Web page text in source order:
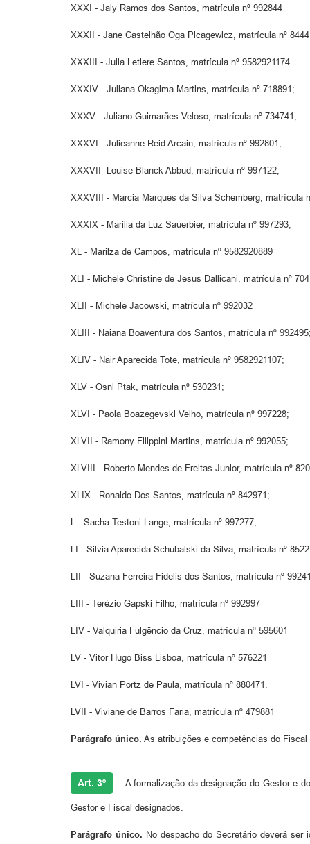
XXXI - Jaly Ramos dos Santos, matrícula nº 992844
XXXII - Jane Castelhão Oga Picagewicz, matrícula nº
XXXIII - Julia Letiere Santos, matrícula nº 9582921174
XXXIV - Juliana Okagima Martins, matrícula nº 718891;
XXXV - Juliano Guimarães Veloso, matrícula nº 734741;
XXXVI - Julieanne Reid Arcain, matrícula nº 992801;
XXXVII -Louise Blanck Abbud, matrícula nº 997122;
XXXVIII - Marcia Marques da Silva Schemberg, matrícula
XXXIX - Marilia da Luz Sauerbier, matrícula nº 997293;
XL - Marilza de Campos, matrícula nº 9582920889
XLI - Michele Christine de Jesus Dallicani, matrícula nº
XLII - Michele Jacowski, matrícula nº 992032
XLIII - Naiana Boaventura dos Santos, matrícula nº 992495;
XLIV - Nair Aparecida Tote, matrícula nº 9582921107;
XLV - Osni Ptak, matrícula nº 530231;
XLVI - Paola Boazegevski Velho, matrícula nº 997228;
XLVII - Ramony Filippini Martins, matrícula nº 992055;
XLVIII - Roberto Mendes de Freitas Junior, matrícula nº
XLIX - Ronaldo Dos Santos, matrícula nº 842971;
L - Sacha Testoni Lange, matrícula nº 997277;
LI - Silvia Aparecida Schubalski da Silva, matrícula nº
LII - Suzana Ferreira Fidelis dos Santos, matrícula nº
LIII - Terézio Gapski Filho, matrícula nº 992997
LIV - Valquiria Fulgêncio da Cruz, matrícula nº 595601
LV - Vitor Hugo Biss Lisboa, matrícula nº 576221
LVI - Vivian Portz de Paula, matrícula nº 880471.
LVII - Viviane de Barros Faria, matrícula nº 479881
Parágrafo único. As atribuições e competências do Fiscal
Art. 3º A formalização da designação do Gestor e
Gestor e Fiscal designados.
Parágrafo único. No despacho do Secretário deverá